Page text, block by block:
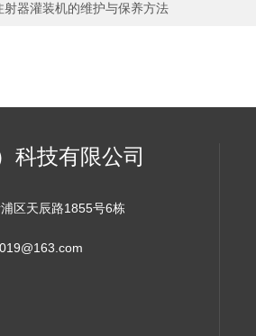
射器灌装机的维护与保养方法
科技有限公司
区天辰路1855号6栋